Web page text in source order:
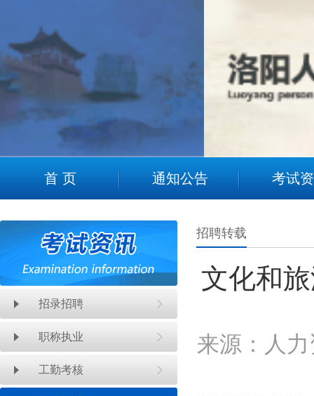
首 页 通知公告 考试
招录招聘
职称执业
工勤考核
招聘转载
文化和
来源：人